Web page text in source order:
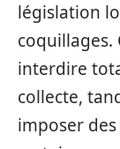
législation
coquillages.
interdire
collecte,
imposer